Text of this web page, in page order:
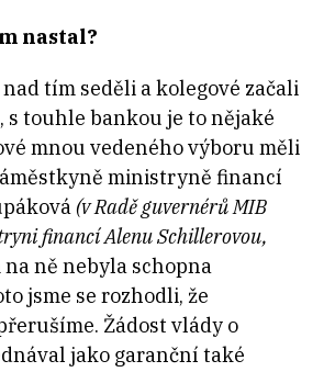
nastal?
tím seděli a kolegové začali
s touhle bankou je to nějaké
mnou vedeného výboru měli
ministryně financí
(v Radě guvernérů MIB
financí Alenu Schillerovou,
na ně nebyla schopna
jsme se rozhodli, že
Žádost vlády o
jako garanční také